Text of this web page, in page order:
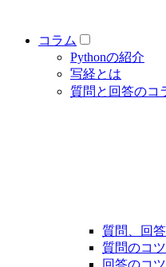
コラム
Pythonの紹介
写経とは
質問と回答のコ
質問、回
質問のコツ
回答のコツ